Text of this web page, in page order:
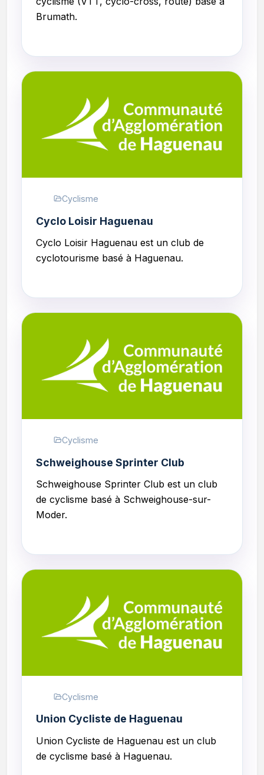
Brumath.
Cyclisme
Cyclo Loisir Haguenau
Cyclo Loisir Haguenau est un club de
cyclotourisme basé à Haguenau.
Cyclisme
Schweighouse Sprinter Club
Schweighouse Sprinter Club est un club
de cyclisme basé à Schweighouse-sur-
Moder.
Cyclisme
Union Cycliste de Haguenau
Union Cycliste de Haguenau est un club
de cyclisme basé à Haguenau.